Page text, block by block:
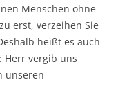
Menschen ohne
erst, verzeihen Sie
heißt es auch
Herr vergib uns
unseren